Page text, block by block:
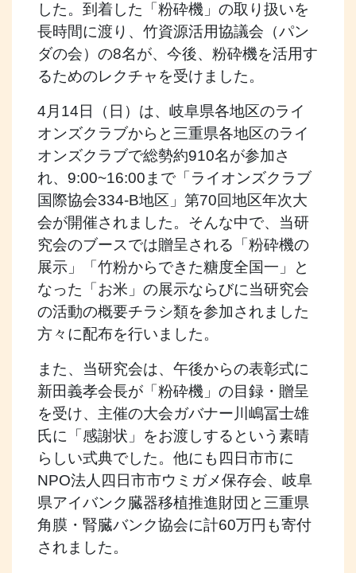
した。到着した「粉砕機」の取り扱いを
長時間に渡り、竹資源活用協議会（パン
ダの会）の8名が、今後、粉砕機を活用す
るためのレクチャを受けました。
4月14日（日）は、岐阜県各地区のライ
オンズクラブからと三重県各地区のライ
オンズクラブで総勢約910名が参加さ
れ、9:00~16:00まで「ライオンズクラブ
国際協会334-B地区」第70回地区年次大
会が開催されました。そんな中で、当研
究会のブースでは贈呈される「粉砕機の
展示」「竹粉からできた糖度全国一」と
なった「お米」の展示ならびに当研究会
の活動の概要チラシ類を参加されました
方々に配布を行いました。
また、当研究会は、午後からの表彰式に
新田義孝会長が「粉砕機」の目録・贈呈
を受け、主催の大会ガバナー川嶋冨士雄
氏に「感謝状」をお渡しするという素晴
らしい式典でした。他にも四日市市に
NPO法人四日市市ウミガメ保存会、岐阜
県アイバンク臓器移植推進財団と三重県
角膜・腎臓バンク協会に計60万円も寄付
されました。